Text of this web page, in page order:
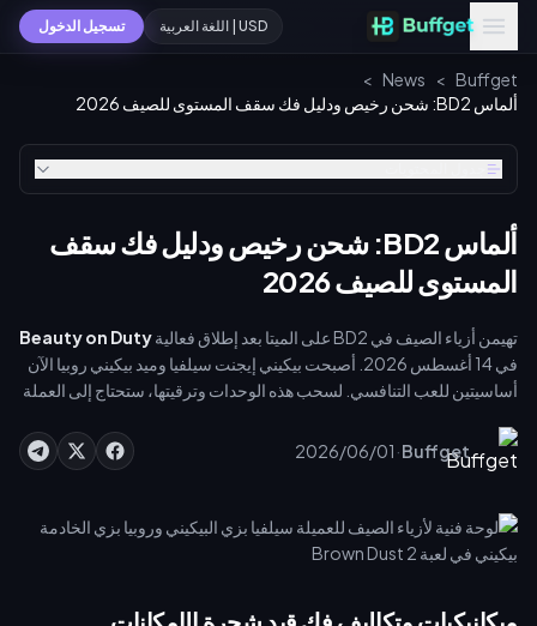
USD | اللغة العربية تسجيل الدخول
Buffget
>
News
>
ألماس BD2: شحن رخيص ودليل فك سقف المستوى للصيف 2026
ألماس BD2: شحن رخيص ودليل فك سقف
المستوى للصيف 2026
تهيمن أزياء الصيف في BD2 على الميتا بعد إطلاق فعالية
Beauty on Duty
في 14 أغسطس 2026. أصبحت بيكيني إيجنت سيلفيا وميد بيكيني روبيا الآن
أساسيتين للعب التنافسي. لسحب هذه الوحدات وترقيتها، ستحتاج إلى العملة
pvp](https://buffget.com/goods/brown-dust2) عبر buffget
توفير الألماس (Dia) اللازم بشكل آمن وفوري.
Buffget
·
2026/06/01